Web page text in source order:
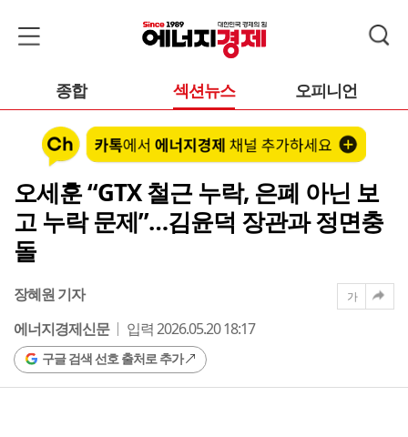
종합 섹션뉴스 오피니언
오세훈 “GTX 철근 누락, 은폐 아닌 보
고 누락 문제”…김윤덕 장관과 정면충
돌
장혜원 기자
에너지경제신문
입력 2026.05.20 18:17
구글 검색 선호 출처로 추가
가